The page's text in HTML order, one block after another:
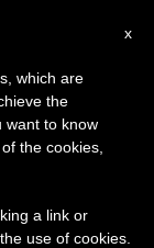
×
la pausa
de verano
el
x
which are
the
want to know
the cookies,
a link or
use of cookies.